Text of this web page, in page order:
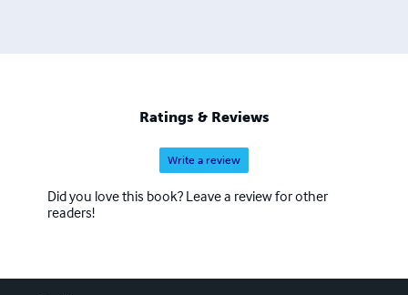
Ratings & Reviews
Write a review
Did you love this book? Leave a review for other
readers!